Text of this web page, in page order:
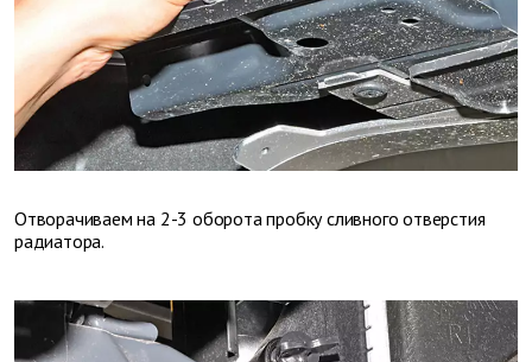
Отворачиваем на 2-3 оборота пробку сливного отверстия
радиатора.